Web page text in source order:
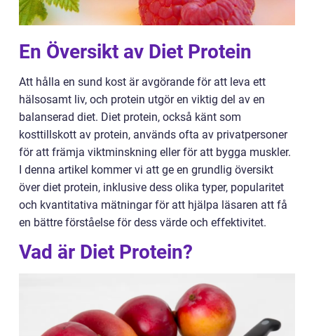
En Översikt av Diet Protein
Att hålla en sund kost är avgörande för att leva ett
hälsosamt liv, och protein utgör en viktig del av en
balanserad diet. Diet protein, också känt som
kosttillskott av protein, används ofta av privatpersoner
för att främja viktminskning eller för att bygga muskler.
I denna artikel kommer vi att ge en grundlig översikt
över diet protein, inklusive dess olika typer, popularitet
och kvantitativa mätningar för att hjälpa läsaren att få
en bättre förståelse för dess värde och effektivitet.
Vad är Diet Protein?